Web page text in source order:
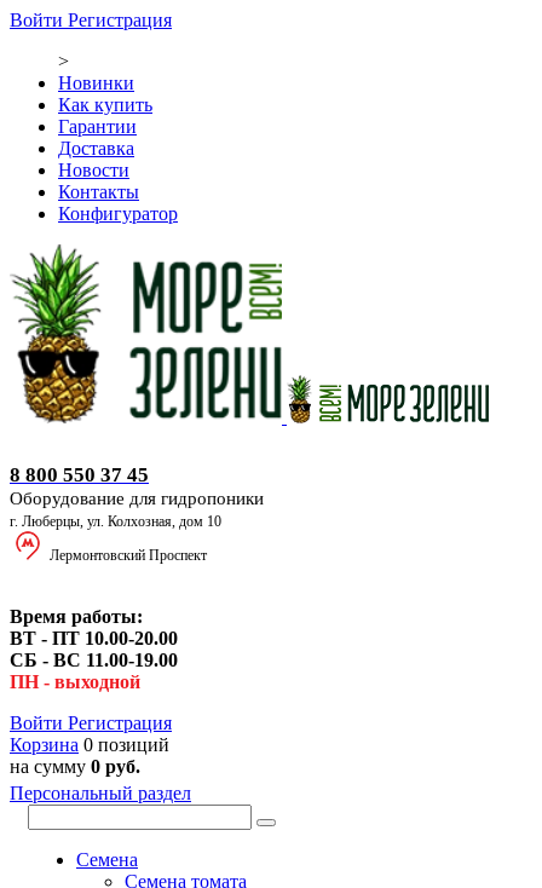
Войти Регистрация
>
Новинки
Как купить
Гарантии
Доставка
Новости
Контакты
Конфигуратор
8 800 550 37 45
Оборудование для гидропоники
г. Люберцы, ул. Колхозная, дом 10
Лермонтовский Проспект
Время работы:
ВТ - ПТ 10.00-20.00
СБ - ВС 11.00-19.00
ПН - выходной
Войти Регистрация
Корзина 0 позиций
на сумму 0 руб.
Персональный раздел
Семена
Семена томата